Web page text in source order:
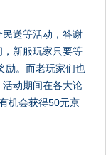
送等活动，答谢
新服玩家只要等
励。而老玩家们也
动期间在各大论
机会获得50元京